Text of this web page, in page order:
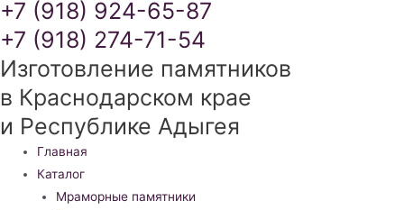
+7 (918) 924-65-87
+7 (918) 274-71-54
Изготовление памятников
в Краснодарском крае
и Республике Адыгея
Меню
Главная
Каталог
Мраморные памятники